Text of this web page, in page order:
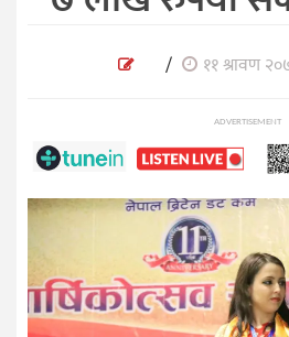
/ ११ श्रावण
ADVERTISEMENT